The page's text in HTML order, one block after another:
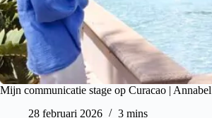
Mijn communicatie stage op Curacao | Annabel
28 februari 2026
3 mins